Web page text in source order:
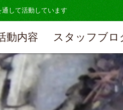
して活動しています
動内容 スタッフブロ